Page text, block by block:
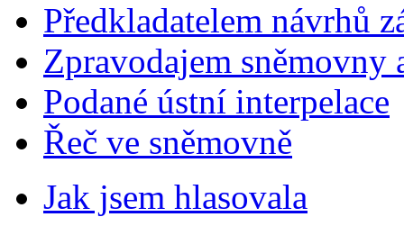
Předkladatelem návrhů
Zpravodajem
Podané ústní interpelace
Řeč ve sněmovně
Jak jsem hlasovala